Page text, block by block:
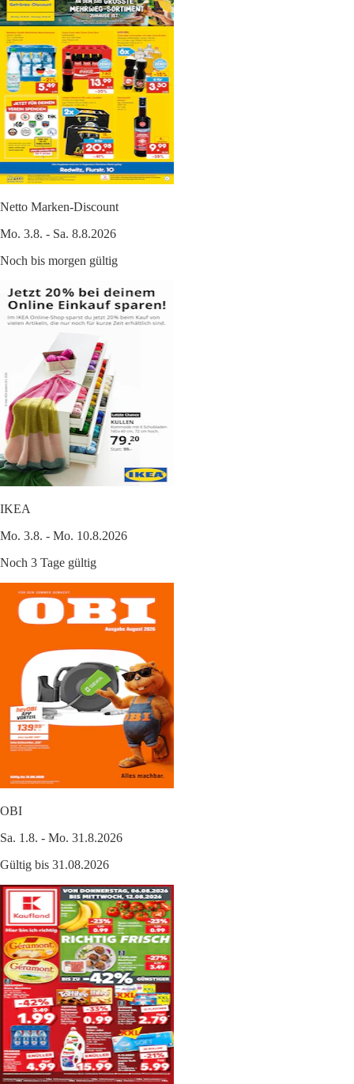
Netto Marken-Discount
Mo. 3.8. - Sa. 8.8.2026
Noch bis morgen gültig
IKEA
Mo. 3.8. - Mo. 10.8.2026
Noch 3 Tage gültig
OBI
Sa. 1.8. - Mo. 31.8.2026
Gültig bis 31.08.2026